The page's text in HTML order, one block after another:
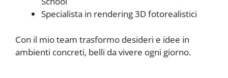
Specialista in rendering 3D fotorealistici
Con il mio team trasformo desideri e idee in
ambienti concreti, belli da vivere ogni giorno.